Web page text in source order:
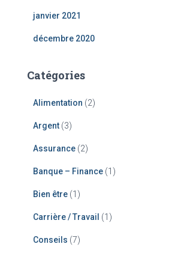
janvier 2021
décembre 2020
Catégories
Alimentation (2)
Argent (3)
Assurance (2)
Banque – Finance (1)
Bien être (1)
Carrière / Travail (1)
Conseils (7)